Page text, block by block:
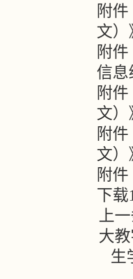
附件
文）
附件
信息
附件
文）
附件
文）
附件
下载
上
大
生